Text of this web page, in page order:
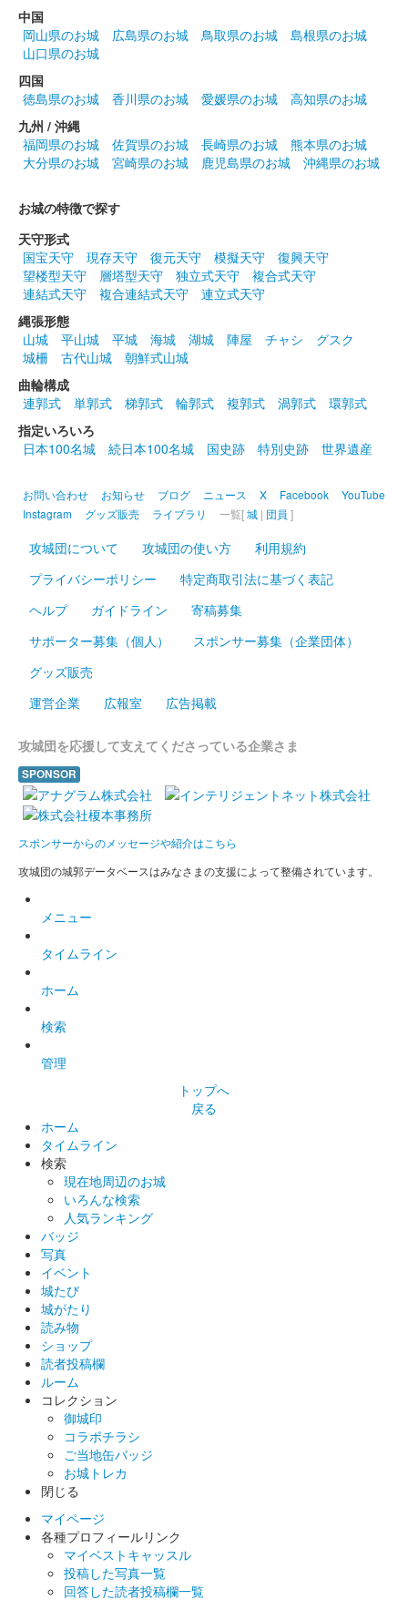
じ
販売終了
2024年10月13、14日に開催された「越前若狭お城フェス2024」
の丸岡城天守を国宝にする市民の会ブースにて販売された御城
印。
販売終了
2024年10月13、14日に開催された「越前若狭お城フェス2024」
の丸岡城天守を国宝にする市民の会ブースにて販売された御城
印。
丸岡城 御城印
ウィン
販売終了
2024年10月13、14日に開催された「越前若狭お城フェス2024」
の丸岡城天守を国宝にする市民の会ブースにて販売された御城
印。
丸岡城 墨箔印
出張！お城EXPO in 坂井・丸岡城2024
丸岡城2024」の戦国魂のブースにて販売された御城印。
丸岡城 御城印
2024限定版
販売終了
2024年10月12、13日に開催された「出張！お城EXPO in 坂井・
ースにて販売された御城印。
丸岡城 御城印
販売終了
丸岡城 御城印
販売終了
丸岡城 御城印
販売終了
丸岡城 御城印
上
販売終了
丸岡城 御城印
販売終了
丸岡藩が誕生して400年を記念して製作された御城印。越前和紙
を使用。坂井市文化課国宝化推進室が作成した丸岡藩誕生400年
ロゴマークを使用。
中国
岡山県のお城
広島県のお城 鳥取県のお城
島根県のお城
山口県のお城
四国
徳島県のお城
香川県のお城 愛媛県のお城
高知県のお城
九州 / 沖縄
福岡県のお城
佐賀県のお城 長崎県のお城
熊本県のお城
大分県のお城
宮崎県のお城 鹿児島県のお城 沖縄県のお城
お城の特徴で探す
天守形式
国宝天守
現存天守 復元天守 模擬天守
復興天守
望楼型天守
層塔型天守 独立式天守
複合式天守
連結式天守
複合連結式天守
連立式天守
縄張形態
山城
平山城 平城 海城 湖城 陣屋 チャシ
グスク
城柵
古代山城
朝鮮式山城
曲輪構成
連郭式
単郭式 梯郭式 輪郭式 複郭式 渦郭式
環郭式
指定いろいろ
日本100名城
続日本100名城 国史跡 特別史跡 世界遺産
お問い合わせ お知らせ ブログ ニュース X Facebook
YouTube
Instagram
グッズ販売 ライブラリ 一覧[城 | 団員 ]
攻城団について 攻城団の使い方
利用規約
プライバシーポリシー
特定商取引法に基づく表記
ヘルプ
ガイドライン
寄稿募集
サポーター募集（個人）
スポンサー募集（企業団体）
グッズ販売
運営企業
広報室 広告掲載
攻城団を応援して支えてくださっている企業さま
SPONSOR
スポンサーからのメッセージや紹介はこちら
攻城団の城郭データベースはみなさまの支援によって整備されています。
メニュー
タイムライン
ホーム
検索
管理
トップへ
戻る
ホーム
タイムライン
検索
現在地周辺のお城
いろんな検索
人気ランキング
バッジ
写真
イベント
城たび
城がたり
読み物
ショップ
読者投稿欄
ルーム
コレクション
御城印
コラボチラシ
ご当地缶バッジ
お城トレカ
閉じる
マイページ
各種プロフィールリンク
マイベストキャッスル
投稿した写真一覧
回答した読者投稿欄一覧